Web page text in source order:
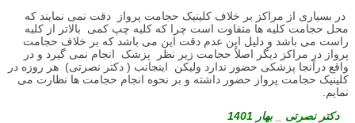
در بسیاری از مراکز بر خلاف کلینیک حجامت پرواز دقت نمی نمایند که
محل حجامت کلیه ها متفاوت است چرا که کلیه چپ کمی بالاتر از کلیه
راست می باشد و دلیل این عدم دقت اين می باشد که بر خلاف حجامت
پرواز در مراکز دیگر اصلاً حجامت زیر نظر پزشک انجام نمی گیرد و در
واقع درآنجا پزشکی حضور ندارد ولیکن اینجانب ( دکتر نصرتی) هر روزه در
کلینیک حجامت پرواز حضور داشته و بر نحوه انجام حجامت ها نظارت می
نمایم.
دکتر نصرتی _ بهار 1401